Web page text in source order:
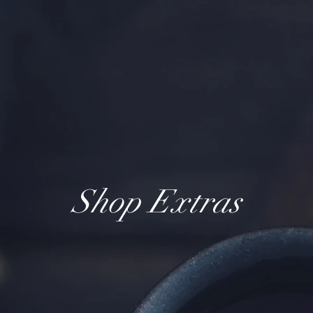
Shop Extras